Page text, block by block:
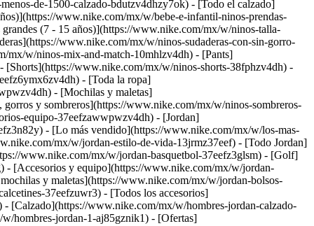
de-1500-calzado-bdutzv4dhzy7ok) - [Todo el calzado]
www.nike.com/mx/w/bebe-e-infantil-ninos-prendas-
(7 - 15 años)](https://www.nike.com/mx/w/ninos-talla-
www.nike.com/mx/w/ninos-sudaderas-con-sin-gorro-
mx/w/ninos-mix-and-match-10mhlzv4dh) - [Pants]
www.nike.com/mx/w/ninos-shorts-38fphzv4dh) -
- [Toda la ropa]
- [Mochilas y maletas]
y sombreros](https://www.nike.com/mx/w/ninos-sombreros-
equipo-37eefzawwpwzv4dh) - [Jordan]
- [Lo más vendido](https://www.nike.com/mx/w/los-mas-
mx/w/jordan-estilo-de-vida-13jrmz37eef) - [Todo Jordan]
www.nike.com/mx/w/jordan-basquetbol-37eefz3glsm) - [Golf]
- [Accesorios y equipo](https://www.nike.com/mx/w/jordan-
y maletas](https://www.nike.com/mx/w/jordan-bolsos-
37eefzuwr3) - [Todos los accesorios]
[Calzado](https://www.nike.com/mx/w/hombres-jordan-calzado-
hombres-jordan-1-aj85gznik1) - [Ofertas]